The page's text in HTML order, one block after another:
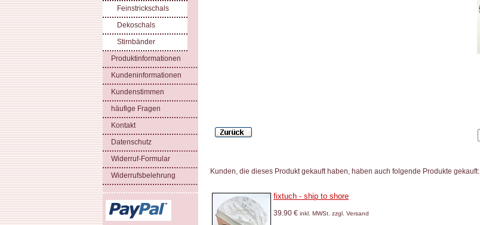
Feinstrickschals
Dekoschals
Stirnbänder
Produktinformationen
Kundeninformationen
Kundenstimmen
häufige Fragen
Kontakt
Datenschutz
Widerruf-Formular
Widerrufsbelehrung
Kunden, die dieses Produkt gekauft haben, haben auch folgende Produkte gekauft:
fixtuch - ship to shore
39.90 € inkl. MWSt. zzgl. Versand